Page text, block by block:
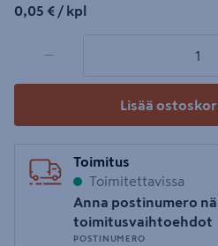
0,05€/kpl
0,05 € / kpl
−
Lisää
Toimitus
Toimitettavissa
Anna postinumero
toimitusvaihtoehdot
POSTINUMERO